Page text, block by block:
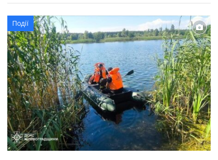
спільно з приватним водолазом дістали з водойми тіло
потопельника та доправили його до берега. Загиблим
виявився 54-річний чоловік, житель селища Знам’янка
Друга Кропивницького […]
Події